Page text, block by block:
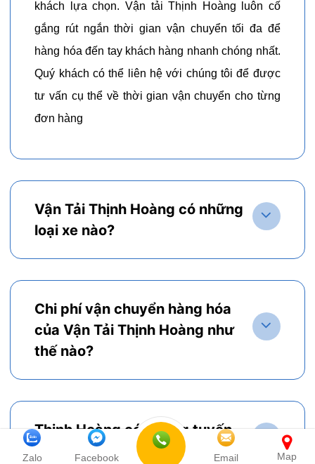
khách lựa chọn. Vận tải Thịnh Hoàng luôn cố
gắng rút ngắn thời gian vận chuyển tối đa để
hàng hóa đến tay khách hàng nhanh chóng nhất.
Quý khách có thể liên hệ với chúng tôi để được
tư vấn cụ thể về thời gian vận chuyển cho từng
đơn hàng
Vận Tải Thịnh Hoàng có những
loại xe nào?
Chi phí vận chuyển hàng hóa
của Vận Tải Thịnh Hoàng như
thế nào?
Thịnh Hoàng có những tuyến
đường nào?
Zalo Facebook Email Map